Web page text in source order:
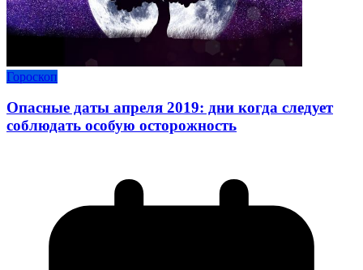
Гороскоп
Опасные даты апреля 2019: дни когда следует
соблюдать особую осторожность